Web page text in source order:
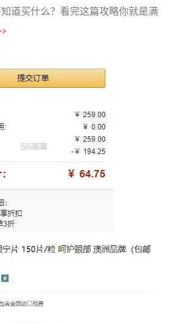
道买什么？看完这篇攻略你就是满